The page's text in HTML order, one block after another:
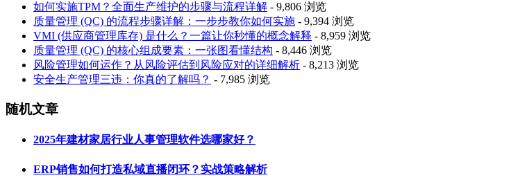
如何实施TPM？全面生产维护的步骤与流程详解 - 9,806 浏览
质量管理 (QC) 的流程步骤详解：一步步教你如何实施 - 9,394 浏览
VMI (供应商管理库存) 是什么？一篇让你秒懂的概念解释 - 8,959 浏览
质量管理 (QC) 的核心组成要素：一张图看懂结构 - 8,446 浏览
风险管理如何运作？从风险评估到风险应对的详细解析 - 8,213 浏览
安全生产管理三违：你真的了解吗？ - 7,985 浏览
随机文章
2025年建材家居行业人事管理软件选哪家好？
ERP销售如何打造私域直播闭环？实战策略解析